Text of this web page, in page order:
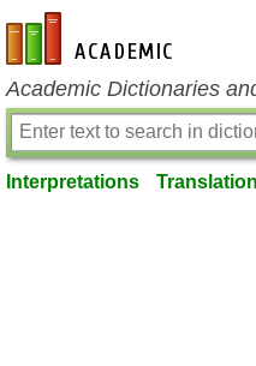
en-academic.com
Academic Dictionaries
Interpretations